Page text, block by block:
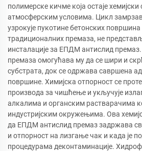
полимерске кичме која остаје хемијски
атмосферским условима. Цикл
узрокује пукотине бетонских површина
традиционалних премаза, не
инсталације за ЕПДМ антислид
премаза омогућава му да се шири и
субстрата, док се одржава савршена
површине. Химијска отпорност се
производа за чишћење и укључује
алкалима и органским растварачима
индустријским окружењима. Ова
да ЕПДМ антислид премаз задржава
и отпорност на лизгање чак и када је
процедурама деконтаминације.